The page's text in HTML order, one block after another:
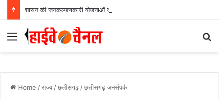
Menu
Home /राज्य /छत्तीसगढ़ /छत्तीसगढ़ जनसंपर्क